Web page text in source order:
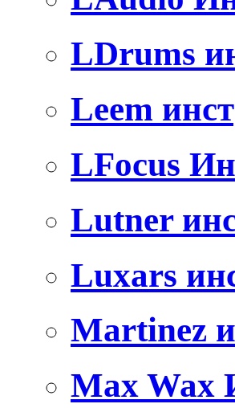
LDrums
Leem
LFocus
Lutner
Luxars
Martinez
Max Wax